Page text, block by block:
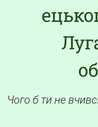
Чого б ти не